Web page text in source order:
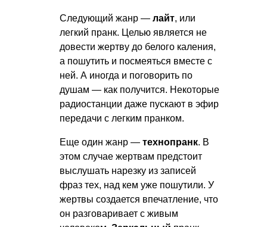
Следующий жанр — лайт, или
легкий пранк. Целью является не
довести жертву до белого каления,
а пошутить и посмеяться вместе с
ней. А иногда и поговорить по
душам — как получится. Некоторые
радиостанции даже пускают в эфир
передачи с легким пранком.
Еще один жанр — технопранк. В
этом случае жертвам предстоит
выслушать нарезку из записей
фраз тех, над кем уже пошутили. У
жертвы создается впечатление, что
он разговаривает с живым